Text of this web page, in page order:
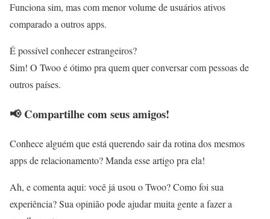
Funciona sim, mas com menor volume de usuários ativos
comparado a outros apps.
É possível conhecer estrangeiros?
Sim! O Twoo é ótimo pra quem quer conversar com pessoas de
outros países.
📢 Compartilhe com seus amigos!
Conhece alguém que está querendo sair da rotina dos mesmos
apps de relacionamento? Manda esse artigo pra ela!
Ah, e comenta aqui: você já usou o Twoo? Como foi sua
experiência? Sua opinião pode ajudar muita gente a fazer a